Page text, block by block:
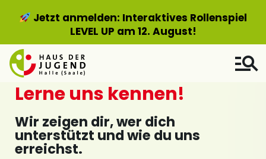
Jetzt anmelden: Interaktives Rollenspiel
LEVEL UP am 12. August!
Lerne uns kennen!
Wir zeigen dir, wer dich
unterstützt und wie du uns
erreichst.